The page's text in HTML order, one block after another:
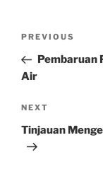
Previous
Post
PREVIOUS
Pembaruan
Air
Next
Post
NEXT
Tinjauan